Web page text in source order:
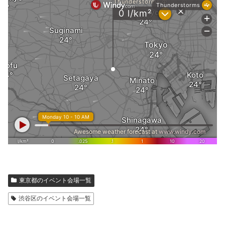
東京都のイベント会場一覧
渋谷区のイベント会場一覧